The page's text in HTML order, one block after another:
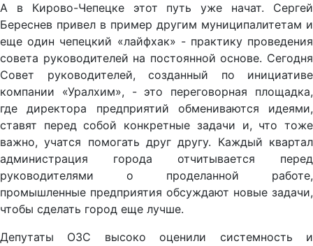
А в Кирово-Чепецке этот путь уже начат. Сергей
Береснев привел в пример другим муниципалитетам и
еще один чепецкий «лайфхак» - практику проведения
совета руководителей на постоянной основе. Сегодня
Совет руководителей, созданный по инициативе
компании «Уралхим», - это переговорная площадка,
где директора предприятий обмениваются идеями,
ставят перед собой конкретные задачи и, что тоже
важно, учатся помогать друг другу. Каждый квартал
администрация города отчитывается перед
руководителями о проделанной работе,
промышленные предприятия обсуждают новые задачи,
чтобы сделать город еще лучше.
Депутаты ОЗС высоко оценили системность и